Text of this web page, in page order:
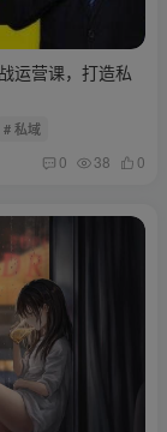
运营课，打造私
# 私域
0 38 0